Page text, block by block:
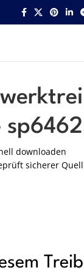
downloaden
sicherer